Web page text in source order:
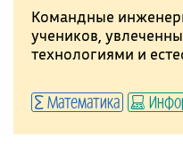
Командные
учеников,
технологиями и
Математика